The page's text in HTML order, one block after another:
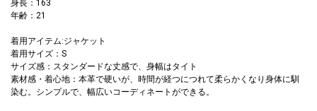
身長：163
年齢：21
着用アイテム:ジャケット
着用サイズ：S
サイズ感：スタンダードな丈感で、身幅はタイト
素材感・着心地：本革で硬いが、時間が経つにつれて柔らかくなり身体に馴
染む。シンプルで、幅広いコーディネートができる。